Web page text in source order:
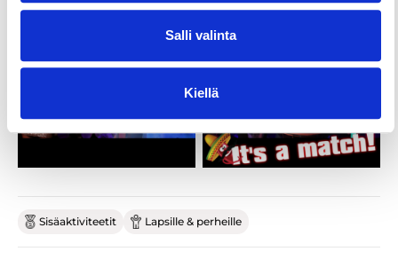
Salli valinta
Kiellä
Sisäaktiviteetit Lapsille & perheille